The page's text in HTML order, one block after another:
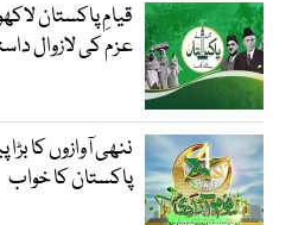
قیامِ پاکستان
عزم کی لازوال
ننھی آوازوں کا
پاکستان کا خواب